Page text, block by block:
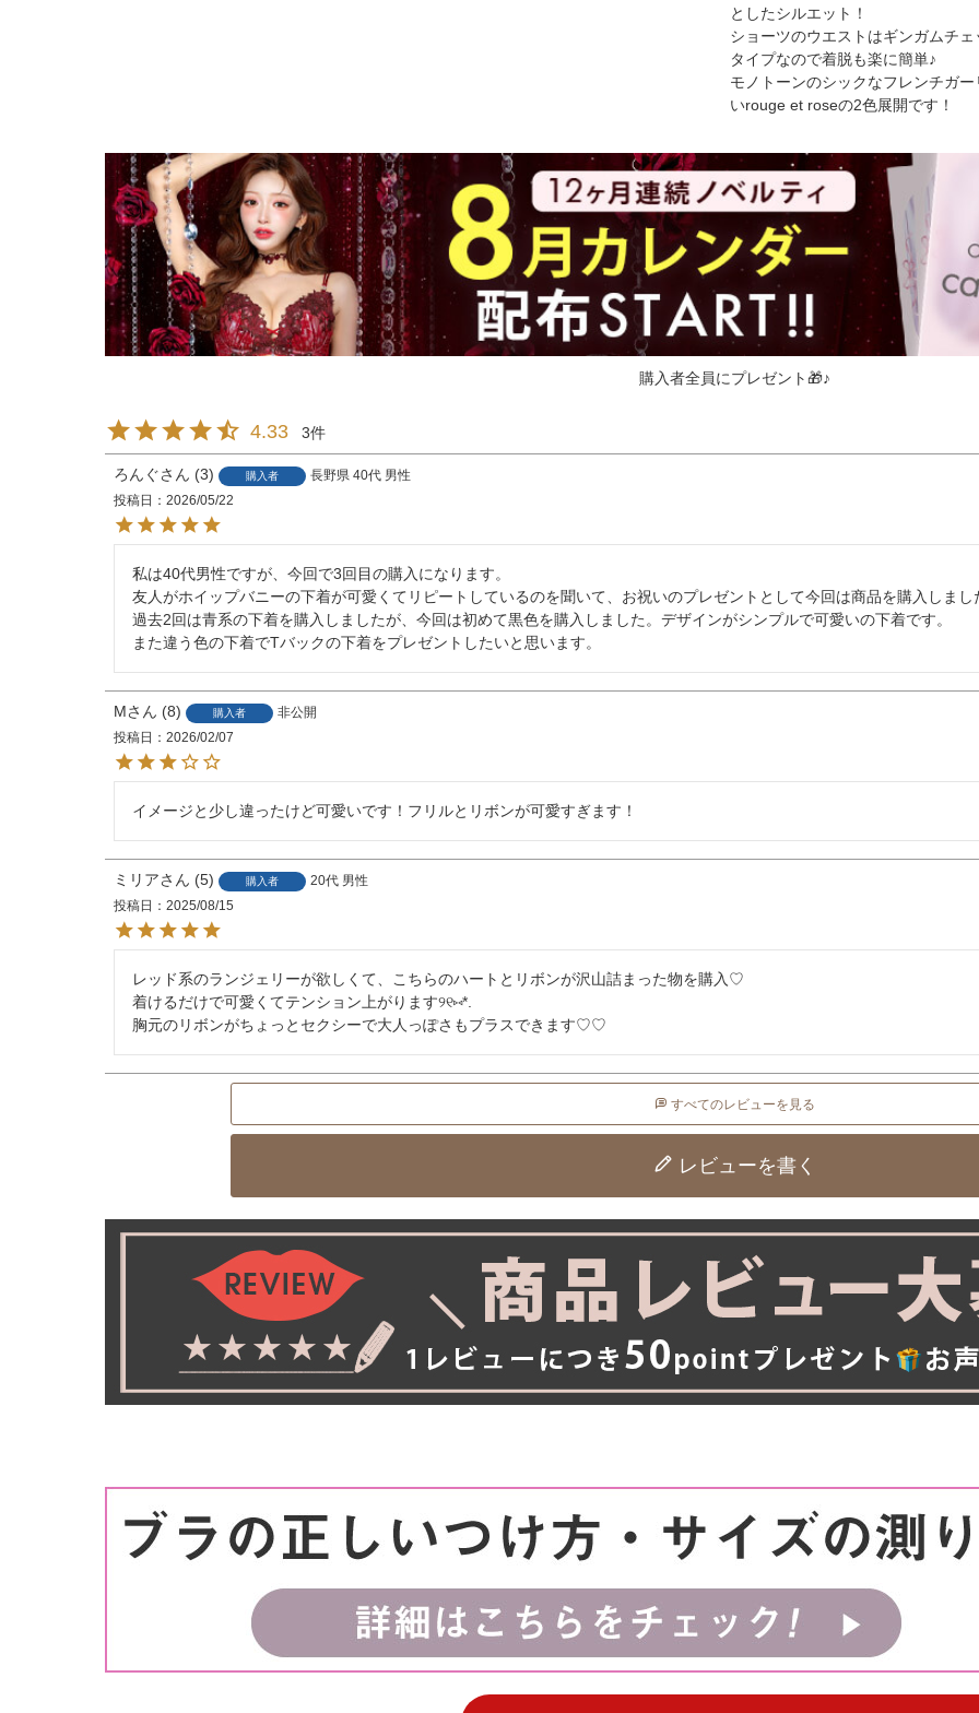
としたシルエット！
ショーツのウエストはギンガムチ
タイプなので着脱も楽に簡単♪
モノトーンのシックなフレンチガ
いrouge et roseの2色展開です！
購入者全員にプレゼント🎁♪
4.33 3
ろんぐ 3 購入者 長野県 40代 男性
投稿日
2026/05/22
私は40代男性ですが、今回で3回目の購入になります。
友人がホイップバニーの下着が可愛くてリピートしているのを聞いて、お祝いのプレゼントとして今回は商品を購入しまし
過去2回は青系の下着を購入しましたが、今回は初めて黒色を購入しました。デザインがシンプルで可愛いの下着です。
また違う色の下着でTバックの下着をプレゼントしたいと思います。
M 8 購入者
非公開
投稿日
2026/02/07
イメージと少し違ったけど可愛いです！フリルとリボンが可愛すぎます！
ミリア 5 購入者 20代 男性
投稿日
2025/08/15
レッド系のランジェリーが欲しくて、こちらのハートとリボンが沢山詰まった物を購入♡
着けるだけで可愛くてテンション上がります୨୧⑅*.
胸元のリボンがちょっとセクシーで大人っぽさもプラスできます♡♡
すべてのレビューを見る
レビューを書く